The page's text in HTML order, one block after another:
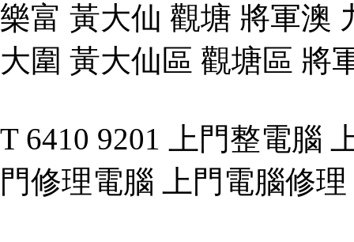
樂富 黃大仙 觀塘 將軍澳
大圍 黃大仙區 觀塘區 將
T 6410 9201 上門整電腦
門修理電腦 上門電腦修